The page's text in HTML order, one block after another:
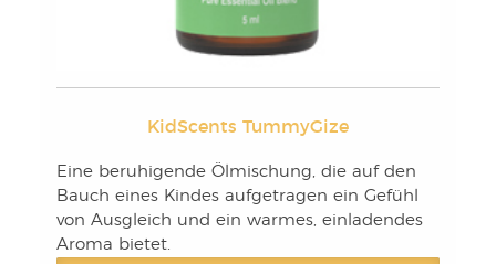
KidScents TummyGize
Eine beruhigende Ölmischung, die auf den
Bauch eines Kindes aufgetragen ein Gefühl
von Ausgleich und ein warmes, einladendes
Aroma bietet.